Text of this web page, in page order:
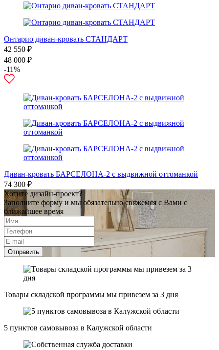
Онтарио диван-кровать СТАНДАРТ
42 550 ₽
48 000 ₽
-11%
Диван-кровать БАРСЕЛОНА-2 с выдвижной оттоманкой
74 300 ₽
Хотите дизайн-проект?
Заполните форму и мы обязательно свяжемся с Вами с
ближайшее время
Отправить
Товары складской программы мы привезем за 3 дня
5 пунктов самовывоза в Калужской области